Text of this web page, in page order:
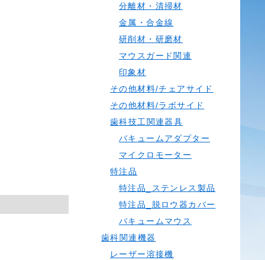
分離材・清掃材
金属・合金線
研削材・研磨材
マウスガード関連
印象材
その他材料/チェアサイド
その他材料/ラボサイド
歯科技工関連器具
バキュームアダプター
マイクロモーター
特注品
特注品_ステンレス製品
特注品_脱ロウ器カバー
バキュームマウス
歯科関連機器
レーザー溶接機